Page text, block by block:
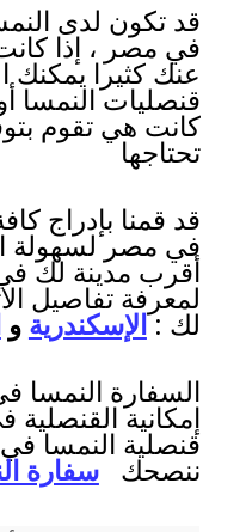
قد تكون لدى
في مصر ، إذا
عنك كثيرا يمكنك
قنصليات النمسا
كانت هي تقوم
تحتاجها
قد قمنا بإدراج
في مصر لسهولة
أقرب مدينة لك في
لمعرفة تفاصيل
لك : الإسكندرية و
السفارة
إمكانية القنصلية
قنصلية النمسا
ننصحكسفارة